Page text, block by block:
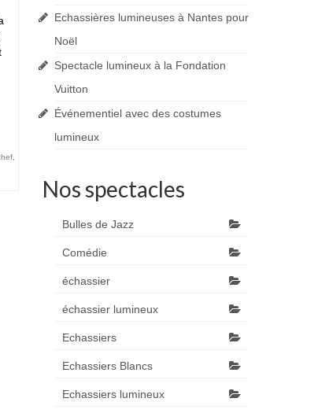
,
Echassières lumineuses à Nantes pour
Noël
Spectacle lumineux à la Fondation
Vuitton
Événementiel avec des costumes
lumineux
Nos spectacles
Bulles de Jazz
Comédie
échassier
échassier lumineux
Echassiers
Echassiers Blancs
Echassiers lumineux